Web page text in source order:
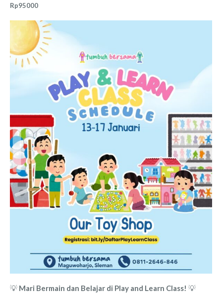
Rp95000
💡 Mari Bermain dan Belajar di Play and Learn Class! 💡